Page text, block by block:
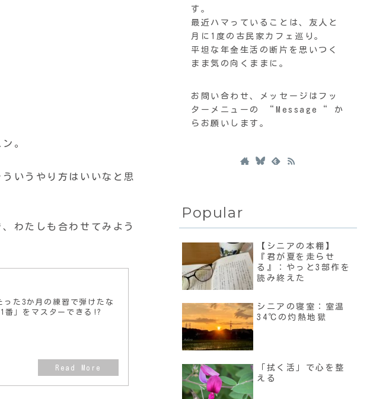
。
いうやり方はいいなと思
わたしも合わせてみよう
った3か月の練習で弾けたな
1番」をマスターできる!?
す。
最近ハマっていることは、友人と
月に1度の古民家カフェ巡り。
平坦な年金生活の断片を思いつく
まま気の向くままに。
お問い合わせ、メッセージはフッ
ターメニューの “Message“ か
らお願いします。
Popular
【シニアの本棚】
『君が夏を走らせ
る』：やっと3部作を
読み終えた
シニアの寝室：室温
34℃の灼熱地獄
「拭く活」で心を整
える